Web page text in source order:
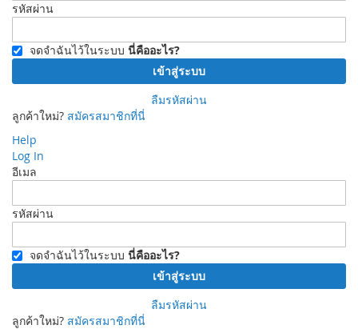
รหัสผ่าน
จดจำฉันไว้ในระบบ นี่คืออะไร?
เข้าสู่ระบบ
ลืมรหัสผ่าน
ลูกค้าใหม่? สมัครสมาชิกที่นี่
Help
Log In
อีเมล
รหัสผ่าน
จดจำฉันไว้ในระบบ นี่คืออะไร?
เข้าสู่ระบบ
ลืมรหัสผ่าน
ลูกค้าใหม่? สมัครสมาชิกที่นี่